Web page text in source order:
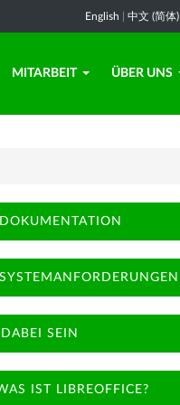
English 中文 (简体)
MITARBEIT ÜBER UNS
DOKUMENTATION
SYSTEMANFORDERUNGEN
DABEI SEIN
IST LIBREOFFICE?